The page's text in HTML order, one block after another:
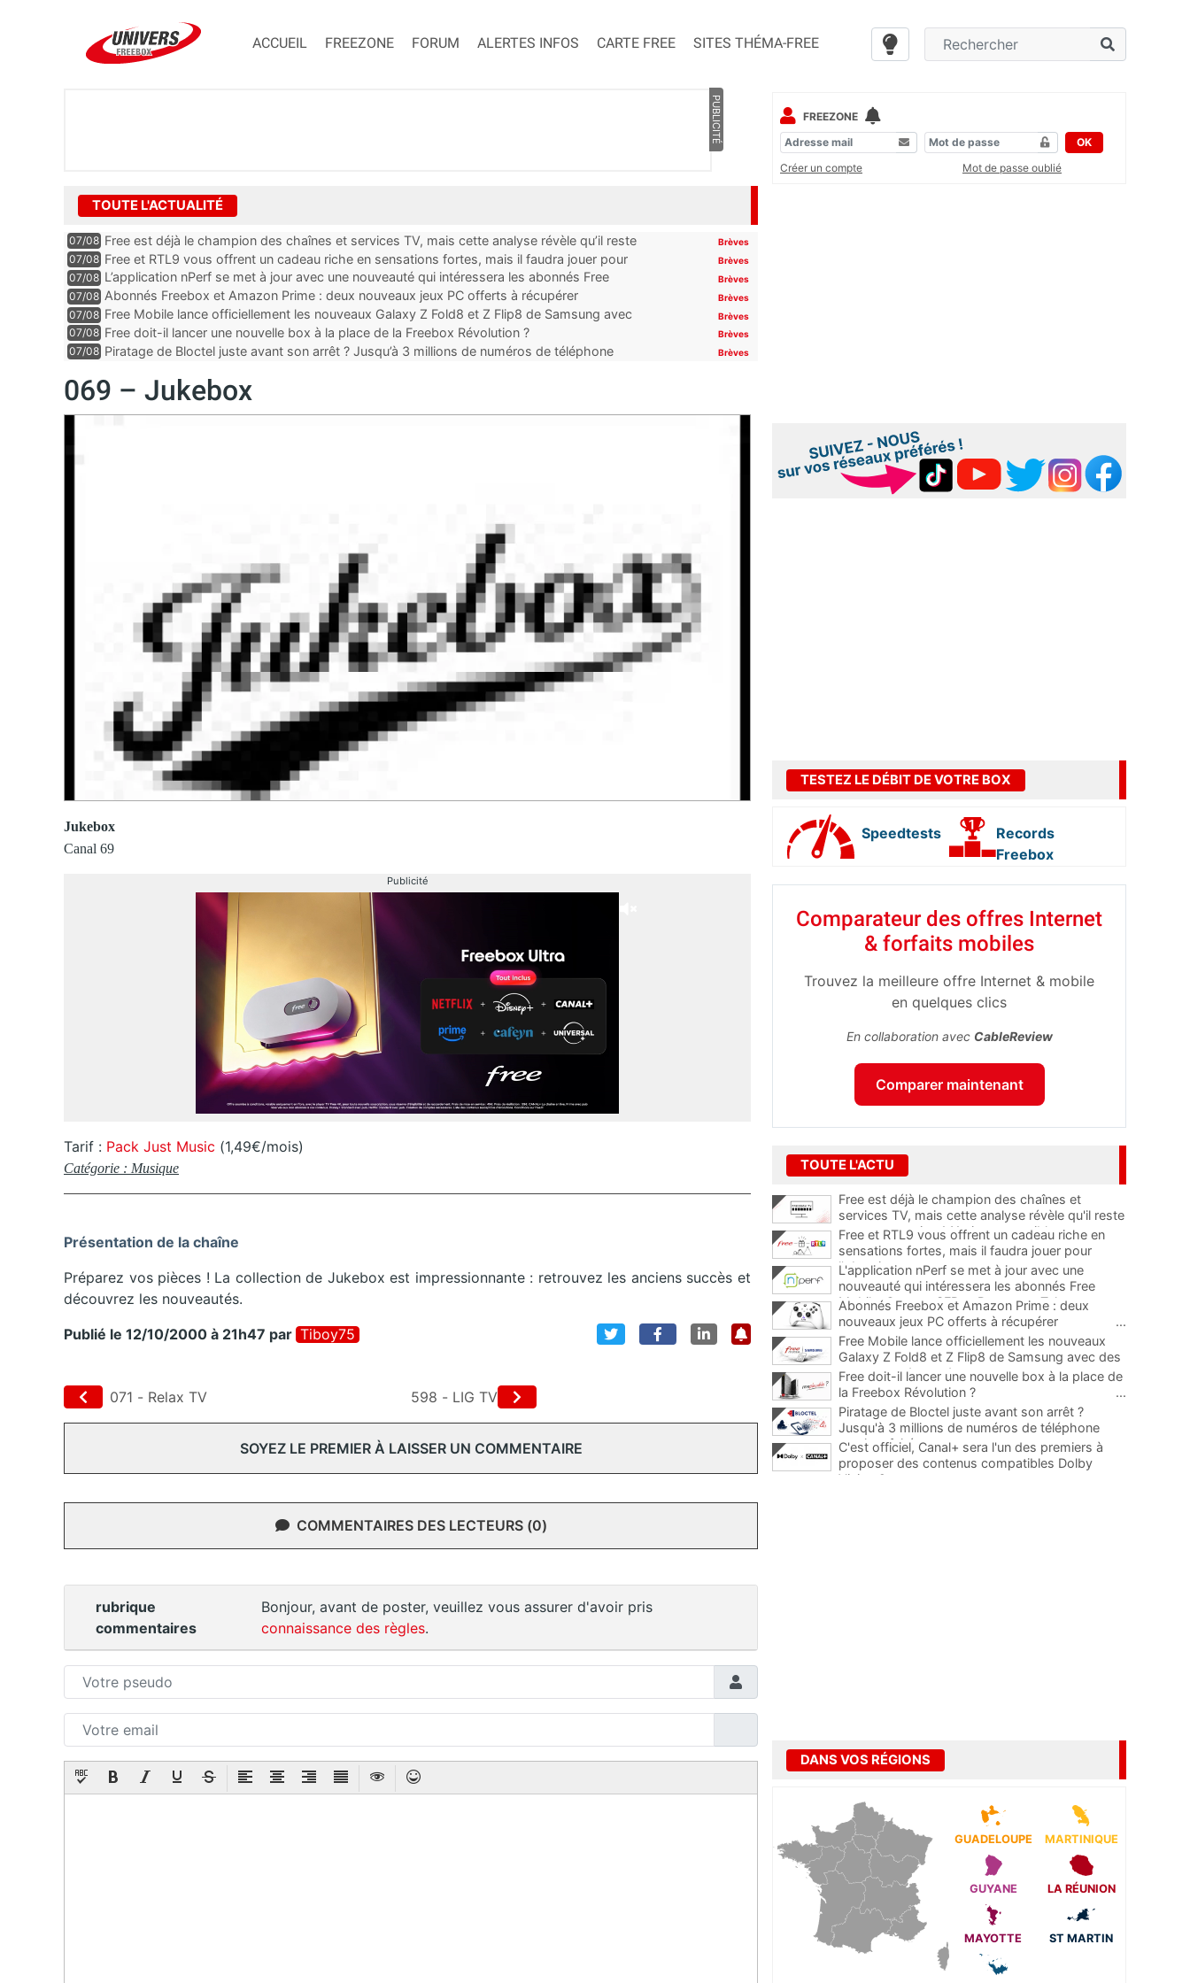
ACCUEIL FREEZONE FORUM ALERTES INFOS CARTE FREE SITES THÉMA-FREE
PUBLICITÉ
TOUTE L'ACTUALITÉ
07/08 Free est déjà le champion des chaînes et services TV, mais cette analyse révèle qu’il reste
encore au moin...
Brèves
07/08 Free et RTL9 vous offrent un cadeau riche en sensations fortes, mais il faudra jouer pour
l’obtenir
Brèves
07/08 L’application nPerf se met à jour avec une nouveauté qui intéressera les abonnés Free
Mobile, Orange, SFR ...
Brèves
07/08 Abonnés Freebox et Amazon Prime : deux nouveaux jeux PC offerts à récupérer Brèves
07/08 Free Mobile lance officiellement les nouveaux Galaxy Z Fold8 et Z Flip8 de Samsung avec
des promos et des cadeaux
Brèves
07/08 Free doit-il lancer une nouvelle box à la place de la Freebox Révolution ? Brèves
07/08 Piratage de Bloctel juste avant son arrêt ? Jusqu’à 3 millions de numéros de téléphone
Brèves
069 – Jukebox
Jukebox
Canal 69
Publicité
Tarif : Pack Just Music (1,49€/mois)
Catégorie : Musique
Présentation de la chaîne
Préparez vos pièces ! La collection de Jukebox est impressionnante : retrouvez les anciens succès et
découvrez les nouveautés.
Publié le 12/10/2000 à 21h47 par Tiboy75
071 - Relax TV 598 - LIG TV
SOYEZ LE PREMIER À LAISSER UN COMMENTAIRE
COMMENTAIRES DES LECTEURS (0)
rubrique
commentaires
Bonjour, avant de poster, veuillez vous assurer d'avoir pris
connaissance des règles.
FREEZONE
OK
Créer un compte
Mot de passe oublié
TESTEZ LE DÉBIT DE VOTRE BOX
Speedtests
Records
Freebox
Comparateur des offres Internet
& forfaits mobiles
Trouvez la meilleure offre Internet & mobile
en quelques clics
En collaboration avec CableReview
Comparer maintenant
TOUTE L'ACTU
Free est déjà le champion des chaînes et
services TV, mais cette analyse révèle qu'il reste
encore au moins 141 ajouts possibles
Free et RTL9 vous offrent un cadeau riche en
sensations fortes, mais il faudra jouer pour
l'obtenir
L'application nPerf se met à jour avec une
nouveauté qui intéressera les abonnés Free
Mobile, Orange, SFR et Bouygues Telecom
Abonnés Freebox et Amazon Prime : deux
nouveaux jeux PC offerts à récupérer
...
Free Mobile lance officiellement les nouveaux
Galaxy Z Fold8 et Z Flip8 de Samsung avec des
promos et des cadeaux
...
Free doit-il lancer une nouvelle box à la place de
la Freebox Révolution ?
...
Piratage de Bloctel juste avant son arrêt ?
Jusqu'à 3 millions de numéros de téléphone
auraient fuité
C'est officiel, Canal+ sera l'un des premiers à
proposer des contenus compatibles Dolby
Vision 2
DANS VOS RÉGIONS
GUADELOUPE MARTINIQUE
GUYANE LA RÉUNION
MAYOTTE ST MARTIN